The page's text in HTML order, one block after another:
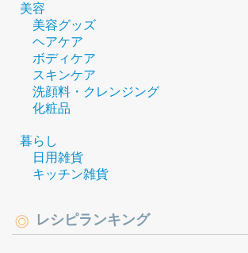
美容
美容グッズ
ヘアケア
ボディケア
スキンケア
洗顔料・クレンジング
化粧品
暮らし
日用雑貨
キッチン雑貨
レシピランキング